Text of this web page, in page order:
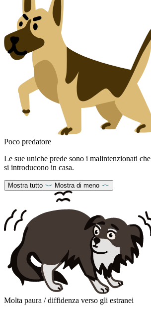
Poco predatore
Le sue uniche prede sono i malintenzionati che
si introducono in casa.
Mostra tutto Mostra di meno
Molta paura / diffidenza verso gli estranei